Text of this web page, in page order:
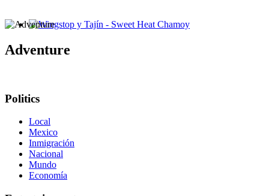
Adventure
Politics
Local
Mexico
Inmigración
Nacional
Mundo
Economía